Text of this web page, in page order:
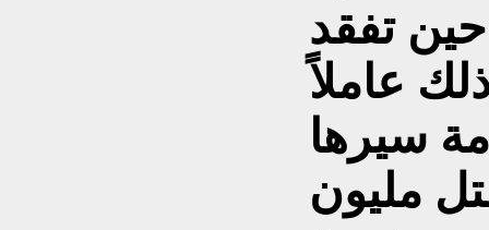
حين تفقد
عاملاً
مليون